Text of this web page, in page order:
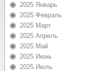
2025 Январь
2025 Февраль
2025 Март
2025 Апрель
2025 Май
2025 Июнь
2025 Июль